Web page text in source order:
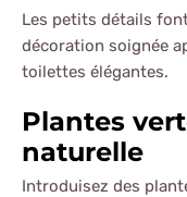
Les petits détails
décoration soignée
toilettes élégantes.
Plantes
naturelle
Introduisez des